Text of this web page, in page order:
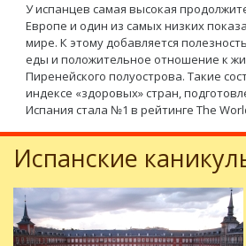
У испанцев самая высокая
Европе и один из самых низких
мире. К этому добавляется
еды и положительное отношение к
Пиренейского полуострова. Такие
индексе «здоровых» стран,
Испания стала №1 в рейтинге The
Испанские